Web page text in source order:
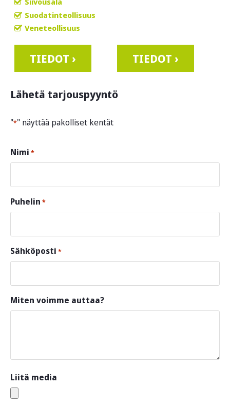
Suodatinteollisuus
Veneteollisuus
TIEDOT › TIEDOT ›
Lähetä tarjouspyyntö
"*" näyttää pakolliset kentät
Nimi *
Puhelin *
Sähköposti *
Miten voimme auttaa?
Liitä media